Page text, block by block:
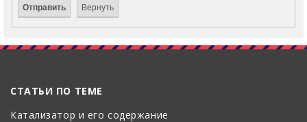
СТАТЬИ ПО ТЕМЕ
Катализатор и его содержание